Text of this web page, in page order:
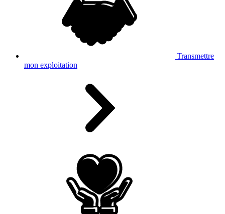
Transmettre
mon exploitation